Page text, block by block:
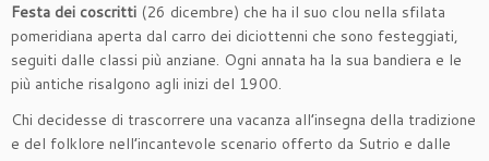
Festa dei coscritti (26 dicembre) che ha il suo clou nella sfilata
pomeridiana aperta dal carro dei diciottenni che sono festeggiati,
seguiti dalle classi più anziane. Ogni annata ha la sua bandiera e le
più antiche risalgono agli inizi del 1900.
Chi decidesse di trascorrere una vacanza all’insegna della tradizione
e del folklore nell’incantevole scenario offerto da Sutrio e dalle